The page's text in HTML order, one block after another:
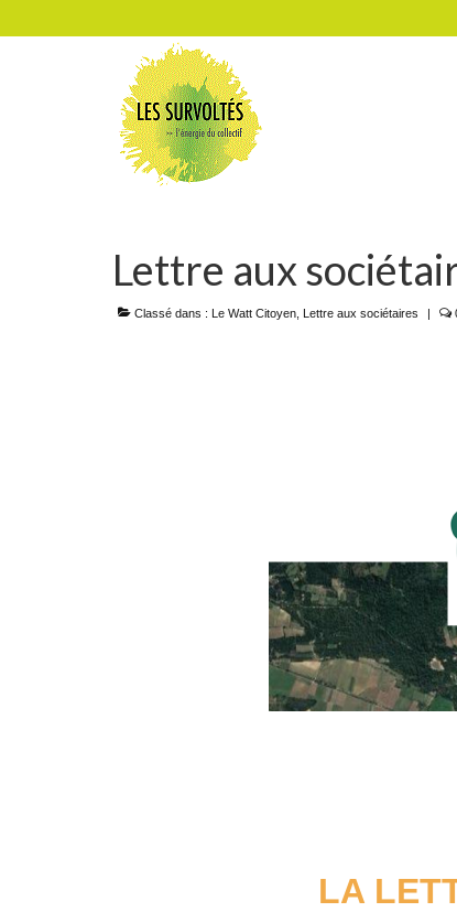
Lettre aux
Classé dans : Le Watt Citoyen Lettre aux sociétaires |
LA